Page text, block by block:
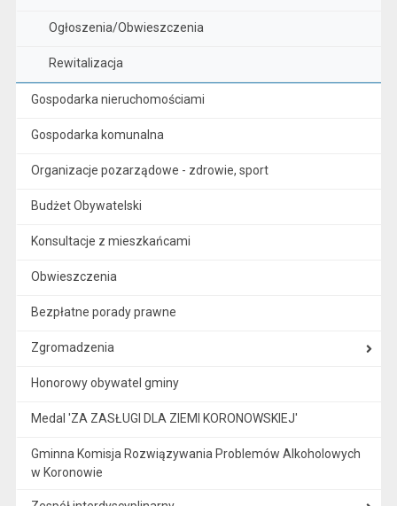
Ogłoszenia/Obwieszczenia
Rewitalizacja
Gospodarka nieruchomościami
Gospodarka komunalna
Organizacje pozarządowe - zdrowie, sport
Budżet Obywatelski
Konsultacje z mieszkańcami
Obwieszczenia
Bezpłatne porady prawne
Zgromadzenia
Honorowy obywatel gminy
Medal 'ZA ZASŁUGI DLA ZIEMI KORONOWSKIEJ'
Gminna Komisja Rozwiązywania Problemów Alkoholowych
w Koronowie